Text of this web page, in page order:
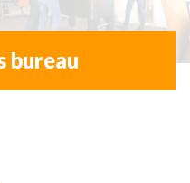
bureau